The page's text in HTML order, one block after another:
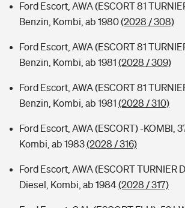
Ford Escort, AWA (ESCORT 81
Benzin, Kombi, ab 1980(2028 / 308)
Ford Escort, AWA (ESCORT 81
Benzin, Kombi, ab 1981 (2028 / 309)
Ford Escort, AWA (ESCORT 81
Benzin, Kombi, ab 1981 (2028 / 310)
Ford Escort, AWA (ESCORT) -KOMBI,
Kombi, ab 1983(2028 / 316)
Ford Escort, AWA (ESCORT TURNIER
Diesel, Kombi, ab 1984(2028 / 317)